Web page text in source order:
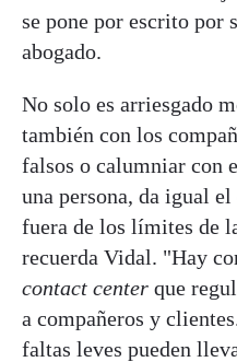
se pone por escrito por
abogado.
No solo es arriesgado
también con los
falsos o calumniar con
una persona, da igual
fuera de los límites de
recuerda Vidal. "Hay
contact center que
a compañeros y
faltas leves pueden